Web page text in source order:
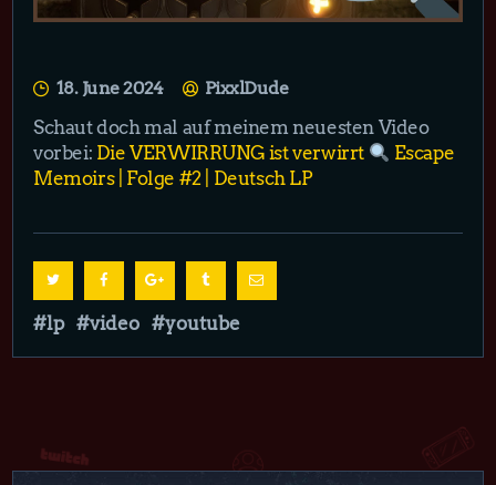
18. June 2024 PixxlDude
Schaut doch mal auf meinem neuesten Video
vorbei: Die VERWIRRUNG ist verwirrt
Escape
Memoirs | Folge #2 | Deutsch LP
lp video youtube